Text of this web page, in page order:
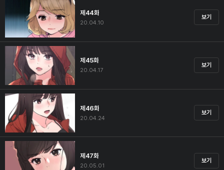
제44화
20.04.10
보기
제45화
20.04.17
보기
제46화
20.04.24
보기
제47화
20.05.01
보기